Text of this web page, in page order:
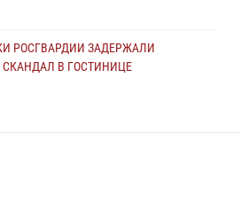
РОСГВАРДИИ ЗАДЕРЖАЛИ
В ГОСТИНИЦЕ